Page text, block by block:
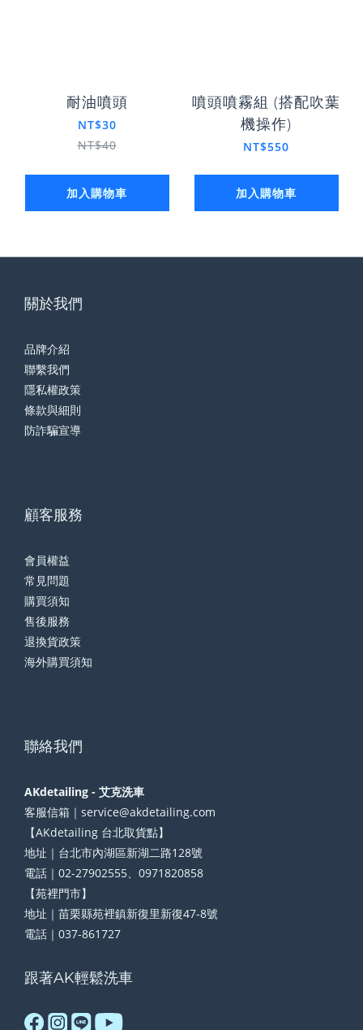
耐油噴頭
NT$30
NT$40
加入購物車
噴頭噴霧組 (搭配吹葉
機操作)
NT$550
加入購物車
關於我們
品牌介紹
聯繫我們
隱私權政策
條款與細則
防詐騙宣導
顧客服務
會員權益
常見問題
購買須知
售後服務
退換貨政策
海外購買須知
聯絡我們
AKdetailing - 艾克洗車
客服信箱｜service@akdetailing.com
【AKdetailing 台北取貨點】
地址｜台北市內湖區新湖二路128號
電話｜02-27902555、0971820858
【苑裡門市】
地址｜苗栗縣苑裡鎮新復里新復47-8號
電話｜037-861727
跟著AK輕鬆洗車